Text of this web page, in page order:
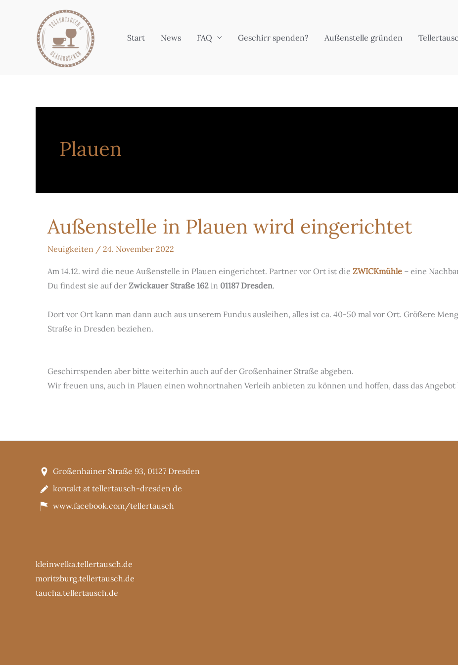
Start News FAQ Geschirr spenden? Außenstelle gründen
Plauen
Außenstelle in Plauen wird eingerichtet
Neuigkeiten / 24. November 2022
Am 14.12. wird die neue Außenstelle in Plauen eingerichtet. Partner vor Ort ist die ZWICKmühle – eine
Du findest sie auf der Zwickauer Straße 162 in 01187 Dresden.
Dort vor Ort kann man dann auch aus unserem Fundus ausleihen, alles ist ca. 40-50 mal vor Ort. Größere
Straße in Dresden beziehen.
Geschirrspenden aber bitte weiterhin auch auf der Großenhainer Straße abgeben.
Wir freuen uns, auch in Plauen einen wohnortnahen Verleih anbieten zu können und hoffen, dass das
Großenhainer Straße 93, 01127 Dresden
kontakt at tellertausch-dresden de
www.facebook.com/tellertausch
kleinwelka.tellertausch.de
moritzburg.tellertausch.de
taucha.tellertausch.de